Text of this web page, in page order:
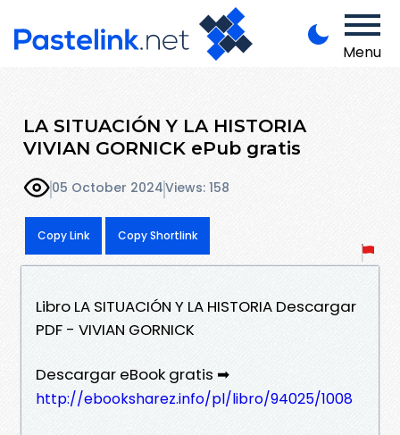
Menu
LA SITUACIÓN Y LA HISTORIA
VIVIAN GORNICK ePub gratis
05 October 2024Views: 158
Copy Link Copy Shortlink
Libro LA SITUACIÓN Y LA HISTORIA Descargar
PDF - VIVIAN GORNICK
Descargar eBook gratis ➡
http://ebooksharez.info/pl/libro/94025/1008